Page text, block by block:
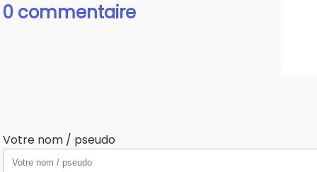
0 commentaire
Votre nom / pseudo